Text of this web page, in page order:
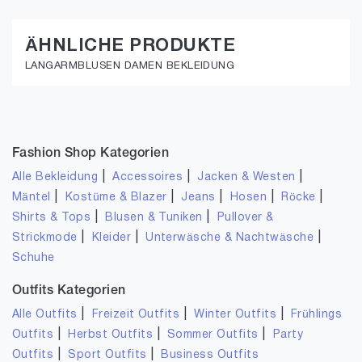
ÄHNLICHE PRODUKTE
LANGARMBLUSEN DAMEN BEKLEIDUNG
Fashion Shop Kategorien
Alle Bekleidung |Accessoires Jacken & Westen
Mäntel Kostüme & Blazer Jeans Hosen Röcke
Shirts & Tops Blusen & Tuniken
Pullover &
Strickmode
Kleider |Unterwäsche & Nachtwäsche
Schuhe
Outfits Kategorien
Alle Outfits Freizeit Outfits |Winter Outfits
Frühlings
Outfits
Herbst Outfits Sommer Outfits
Party
Outfits
Sport Outfits Business Outfits